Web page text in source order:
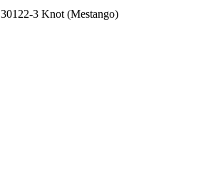
30122-3 Knot (Mestango)